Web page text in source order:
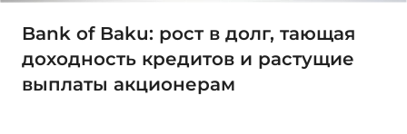
Bank of Baku: рост в долг, тающая
доходность кредитов и растущие
выплаты акционерам